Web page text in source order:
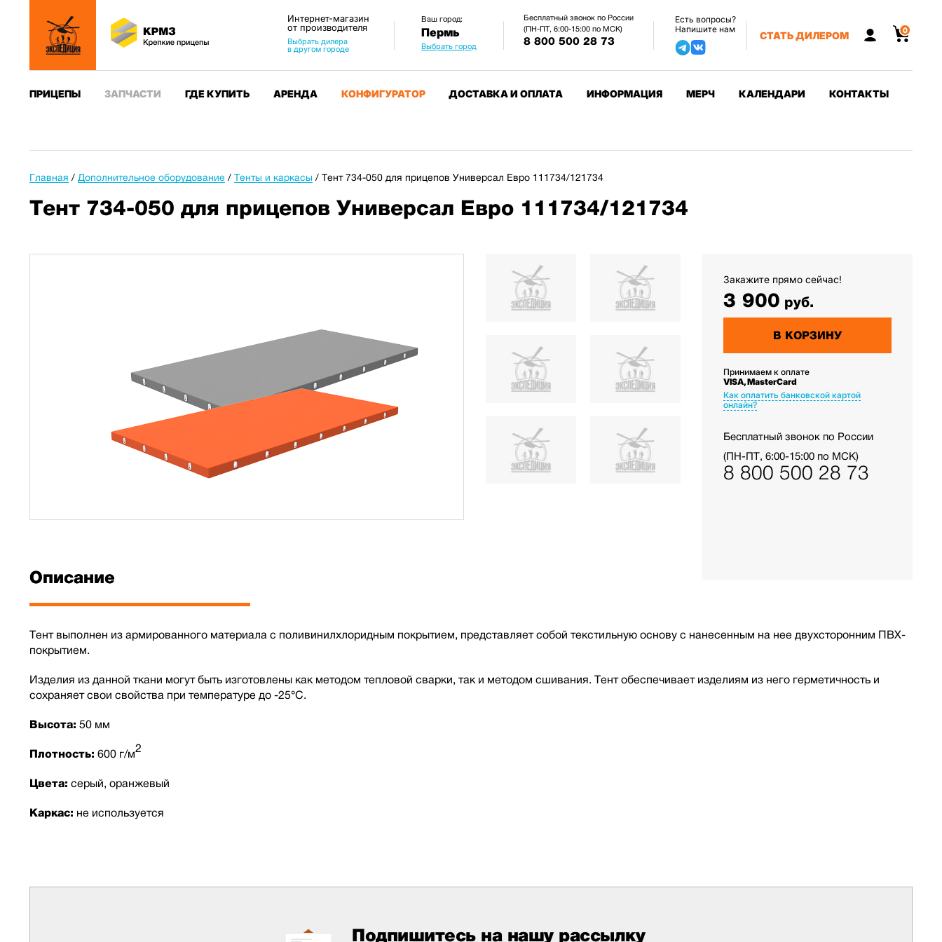
Интернет-магазин
от производителя
Выбрать дилера
в другом городе
Ваш город:
Пермь
Выбрать город
Бесплатный звонок по России
(ПН-ПТ, 6:00-15:00 по МСК)
8 800 500 28 73
Есть вопросы?
Напишите нам
СТАТЬ ДИЛЕРОМ 0
ПРИЦЕПЫ ЗАПЧАСТИ ГДЕ КУПИТЬ АРЕНДА КОНФИГУРАТОР ДОСТАВКА И ОПЛАТА ИНФОРМАЦИЯ МЕРЧ КАЛЕНДАРИ КОНТАКТЫ
Главная / Дополнительное оборудование / Тенты и каркасы / Тент 734-050 для прицепов Универсал Евро 111734/121734
Тент 734-050 для прицепов Универсал Евро 111734/121734
Закажите прямо сейчас!
3 900 руб.
В КОРЗИНУ
Принимаем к оплате
VISA, MasterCard
Как оплатить банковской картой
онлайн?
Бесплатный звонок по России
(ПН-ПТ, 6:00-15:00 по МСК)
8 800 500 28 73
Описание
Тент выполнен из армированного материала с поливинилхлоридным покрытием, представляет собой текстильную основу с нанесенным на нее двухсторонним ПВХ-
покрытием.
Изделия из данной ткани могут быть изготовлены как методом тепловой сварки, так и методом сшивания. Тент обеспечивает изделиям из него герметичность и
сохраняет свои свойства при температуре до -25°С.
Высота: 50 мм
Плотность: 600 г/м2
Цвета: серый, оранжевый
Каркас: не используется
Подпишитесь на нашу рассылку